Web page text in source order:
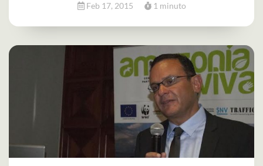
Feb 17, 2015 1 minuto